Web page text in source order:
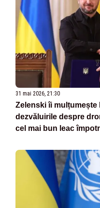
31 mai 2026, 21:30
Zelenski îi
dezvăluirile despre
cel mai bun leac